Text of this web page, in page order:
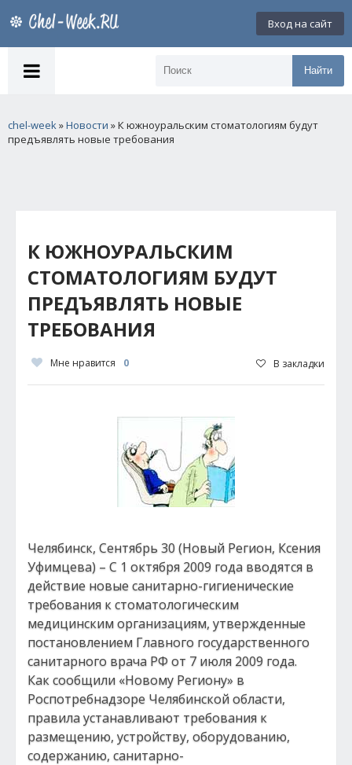
Вход на сайт
Найти
chel-week»Новости » К южноуральским стоматологиям будут
предъявлять новые требования
К ЮЖНОУРАЛЬСКИМ
СТОМАТОЛОГИЯМ БУДУТ
ПРЕДЪЯВЛЯТЬ НОВЫЕ
ТРЕБОВАНИЯ
Мне нравится 0 В закладки
Челябинск, Сентябрь 30 (Новый Регион, Ксения
Уфимцева) – С 1 октября 2009 года вводятся в
действие новые санитарно-гигиенические
требования к стоматологическим
медицинским организациям, утвержденные
постановлением Главного государственного
санитарного врача РФ от 7 июля 2009 года.
Как сообщили «Новому Региону» в
Роспотребнадзоре Челябинской области,
правила устанавливают требования к
размещению, устройству, оборудованию,
содержанию, санитарно-